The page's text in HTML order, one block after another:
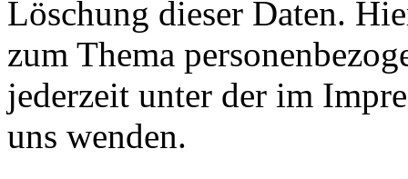
Löschung dieser Daten.
zum Thema
jederzeit unter der im
uns wenden.